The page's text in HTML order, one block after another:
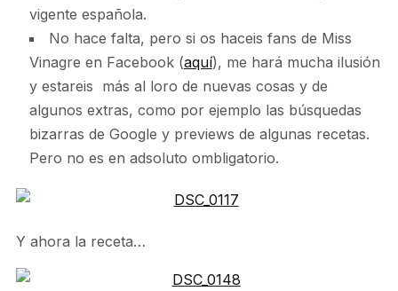
vigente española.
No hace falta, pero si os haceis fans de Miss
Vinagre en Facebook (aquí), me hará mucha ilusión
y estareis más al loro de nuevas cosas y de
algunos extras, como por ejemplo las búsquedas
bizarras de Google y previews de algunas recetas.
Pero no es en adsoluto ombligatorio.
Y ahora la receta…